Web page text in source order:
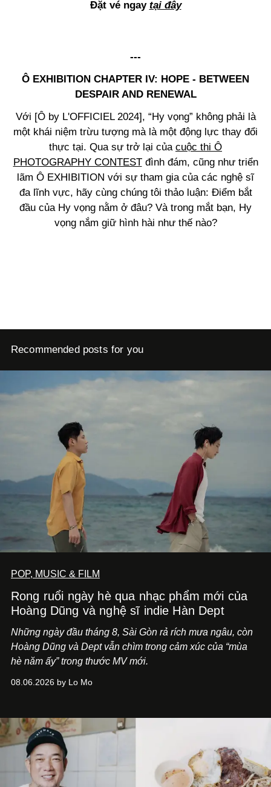
Đặt vé ngay tại đây
---
Ô EXHIBITION CHAPTER IV: HOPE - BETWEEN
DESPAIR AND RENEWAL
Với [Ô by L'OFFICIEL 2024], “Hy vọng” không phải là
một khái niệm trừu tượng mà là một động lực thay đổi
thực tại. Qua sự trở lại của cuộc thi Ô
PHOTOGRAPHY CONTESTđình đám, cũng như triển
lãm Ô EXHIBITION với sự tham gia của các nghệ sĩ
đa lĩnh vực, hãy cùng chúng tôi thảo luận: Điểm bắt
đầu của Hy vọng nằm ở đâu? Và trong mắt bạn, Hy
vọng nắm giữ hình hài như thế nào?
Recommended posts for you
POP, MUSIC & FILM
Rong ruổi ngày hè qua nhạc phẩm mới của
Hoàng Dũng và nghệ sĩ indie Hàn Dept
Những ngày đầu tháng 8, Sài Gòn rả rích mưa ngâu, còn
Hoàng Dũng và Dept vẫn chìm trong cảm xúc của “mùa
hè năm ấy” trong thước MV mới.
08.06.2026 by Lo Mo